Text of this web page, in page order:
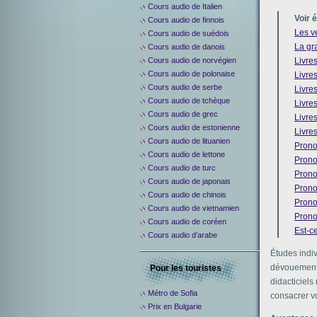
Voir
Les
La
Est-
Études
didacticiels
consacrer
Cours audio de Italien
Cours audio de finnois
Cours audio de suédois
Cours audio de danois
Cours audio de norvégien
Cours audio de polonaise
Cours audio de serbe
Cours audio de tchèque
Cours audio de grec
Cours audio de estonienne
Cours audio de lituanien
Cours audio de lettone
Cours audio de turc
Cours audio de japonais
Cours audio de chinois
Cours audio de vietnamien
Cours audio de coréen
Cours audio d’arabe
Pour les touristes
Métro de Sofia
Prix en Bulgarie